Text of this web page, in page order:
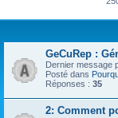
GeCuRep :
Dernier message
Posté dans
Réponses : 35
2: Comment